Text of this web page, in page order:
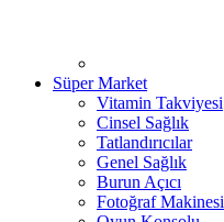
Süper Market
Vitamin Takviyesi
Cinsel Sağlık
Tatlandırıcılar
Genel Sağlık
Burun Açıcı
Fotoğraf Makinesi